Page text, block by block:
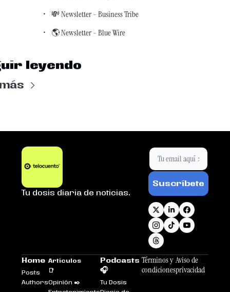
💸 Newsletter - Business Tribe
🌎 Newsletter - Blue Wire
leyendo
Tu dosis diaria de noticias.
Suscríbete
Home
Posts
Authors
Artículos
📑
Opinión ✒️
Podcasts
🎧
Tu Dosis
Términos y
condiciones
Aviso de
privacidad